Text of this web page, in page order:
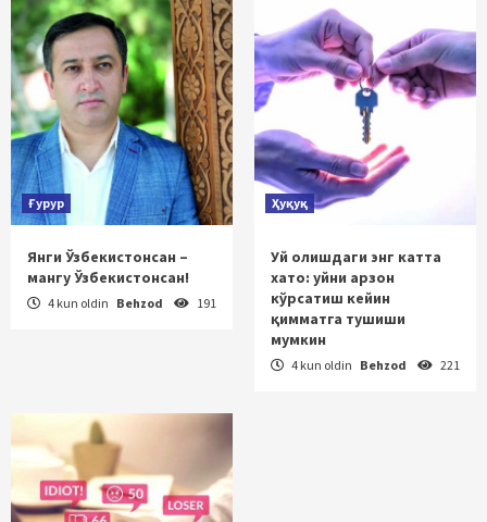
Ғурур
Янги Ўзбекистонсан –
мангу Ўзбекистонсан!
4 kun oldin Behzod 191
Ҳуқуқ
Уй олишдаги энг катта
хато: уйни арзон
кўрсатиш кейин
қимматга тушиши
мумкин
4 kun oldin Behzod 221